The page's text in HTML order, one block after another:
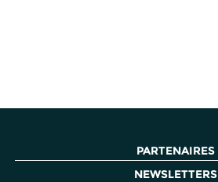
PARTENAIRES
NEWSLETTERS